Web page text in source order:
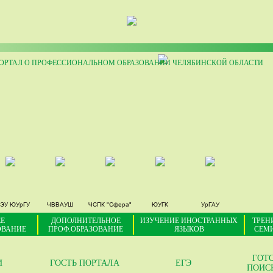
О ПРОФЕССИОНАЛЬНОМ ОБРАЗОВАНИИ ЧЕЛЯБИНСКОЙ ОБЛАСТИ
ЮУрГУ ЧВВАУШ ЧСПК "Сфера" ЮУГК УрГАУ
ДОПОЛНИТЕЛЬНОЕ
ПРОФ.ОБРАЗОВАНИЕ
ИЗУЧЕНИЕ ИНОСТРАННЫХ
ЯЗЫКОВ
ГОСТЬ ПОРТАЛА ЕГЭ